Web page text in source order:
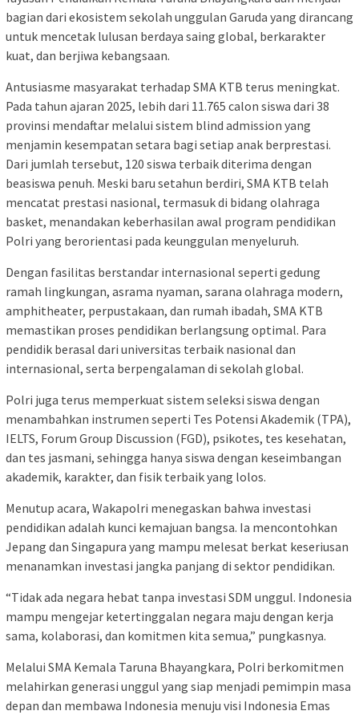
bagian dari ekosistem sekolah unggulan Garuda yang dirancang
untuk mencetak lulusan berdaya saing global, berkarakter
kuat, dan berjiwa kebangsaan.
Antusiasme masyarakat terhadap SMA KTB terus meningkat.
Pada tahun ajaran 2025, lebih dari 11.765 calon siswa dari 38
provinsi mendaftar melalui sistem blind admission yang
menjamin kesempatan setara bagi setiap anak berprestasi.
Dari jumlah tersebut, 120 siswa terbaik diterima dengan
beasiswa penuh. Meski baru setahun berdiri, SMA KTB telah
mencatat prestasi nasional, termasuk di bidang olahraga
basket, menandakan keberhasilan awal program pendidikan
Polri yang berorientasi pada keunggulan menyeluruh.
Dengan fasilitas berstandar internasional seperti gedung
ramah lingkungan, asrama nyaman, sarana olahraga modern,
amphitheater, perpustakaan, dan rumah ibadah, SMA KTB
memastikan proses pendidikan berlangsung optimal. Para
pendidik berasal dari universitas terbaik nasional dan
internasional, serta berpengalaman di sekolah global.
Polri juga terus memperkuat sistem seleksi siswa dengan
menambahkan instrumen seperti Tes Potensi Akademik (TPA),
IELTS, Forum Group Discussion (FGD), psikotes, tes kesehatan,
dan tes jasmani, sehingga hanya siswa dengan keseimbangan
akademik, karakter, dan fisik terbaik yang lolos.
Menutup acara, Wakapolri menegaskan bahwa investasi
pendidikan adalah kunci kemajuan bangsa. Ia mencontohkan
Jepang dan Singapura yang mampu melesat berkat keseriusan
menanamkan investasi jangka panjang di sektor pendidikan.
“Tidak ada negara hebat tanpa investasi SDM unggul. Indonesia
mampu mengejar ketertinggalan negara maju dengan kerja
sama, kolaborasi, dan komitmen kita semua,” pungkasnya.
Melalui SMA Kemala Taruna Bhayangkara, Polri berkomitmen
melahirkan generasi unggul yang siap menjadi pemimpin masa
depan dan membawa Indonesia menuju visi Indonesia Emas